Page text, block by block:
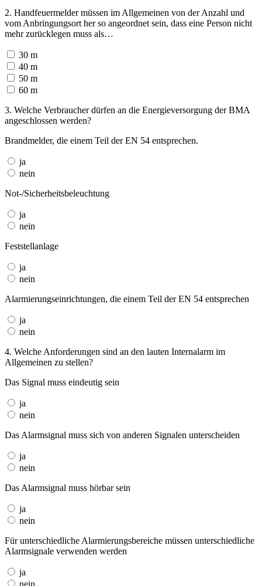
2. Handfeuermelder müssen im Allgemeinen von der Anzahl und
vom Anbringungsort her so angeordnet sein, dass eine Person nicht
mehr zurücklegen muss als…
30 m
40 m
50 m
60 m
3. Welche Verbraucher dürfen an die Energieversorgung der BMA
angeschlossen werden?
Brandmelder, die einem Teil der EN 54 entsprechen.
ja
nein
Not-/Sicherheitsbeleuchtung
ja
nein
Feststellanlage
ja
nein
Alarmierungseinrichtungen, die einem Teil der EN 54 entsprechen
ja
nein
4. Welche Anforderungen sind an den lauten Internalarm im
Allgemeinen zu stellen?
Das Signal muss eindeutig sein
ja
nein
Das Alarmsignal muss sich von anderen Signalen unterscheiden
ja
nein
Das Alarmsignal muss hörbar sein
ja
nein
Für unterschiedliche Alarmierungsbereiche müssen unterschiedliche
Alarmsignale verwenden werden
ja
nein